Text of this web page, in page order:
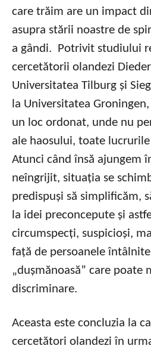
care trăim are un impact
asupra stării noastre de
a gândi. Potrivit studiului
cercetătorii olandezi
Universitatea Tilburg și
la Universitatea
un loc ordonat, unde nu
ale haosului, toate
Atunci când însă ajungem
neîngrijit, situația se
predispuși să simplificăm,
la idei preconcepute și
circumspecți, suspicioși,
față de persoanele
„dușmănoasă” care poate
discriminare.
Aceasta este concluzia la
cercetători olandezi în